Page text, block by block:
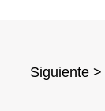
Siguiente >